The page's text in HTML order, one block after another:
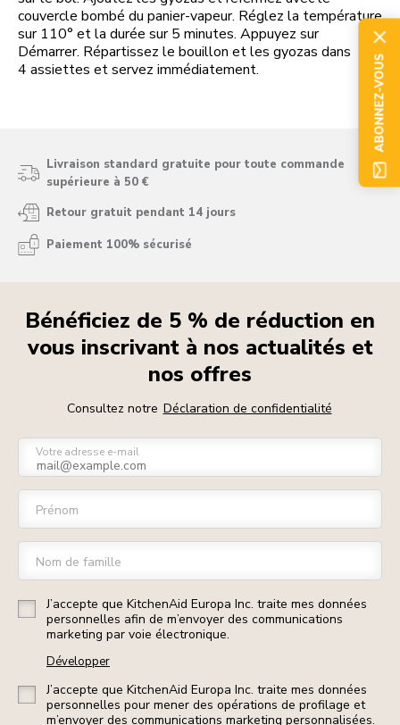
couvercle bombé du panier-vapeur. Réglez la température
sur 110° et la durée sur 5 minutes. Appuyez sur
Démarrer. Répartissez le bouillon et les gyozas dans
4 assiettes et servez immédiatement.
Livraison standard gratuite pour toute commande
supérieure à 50 €
Retour gratuit pendant 14 jours
Paiement 100% sécurisé
Bénéficiez de 5 % de réduction en
vous inscrivant à nos actualités et
nos offres
Consultez notre Déclaration de confidentialité
Votre adresse e-mail
Prénom
Nom de famille
J’accepte que KitchenAid Europa Inc. traite mes données
personnelles afin de m’envoyer des communications
marketing par voie électronique.
Développer
J’accepte que KitchenAid Europa Inc. traite mes données
personnelles pour mener des opérations de profilage et
m’envoyer des communications marketing personnalisées.
ABONNEZ-VOUS